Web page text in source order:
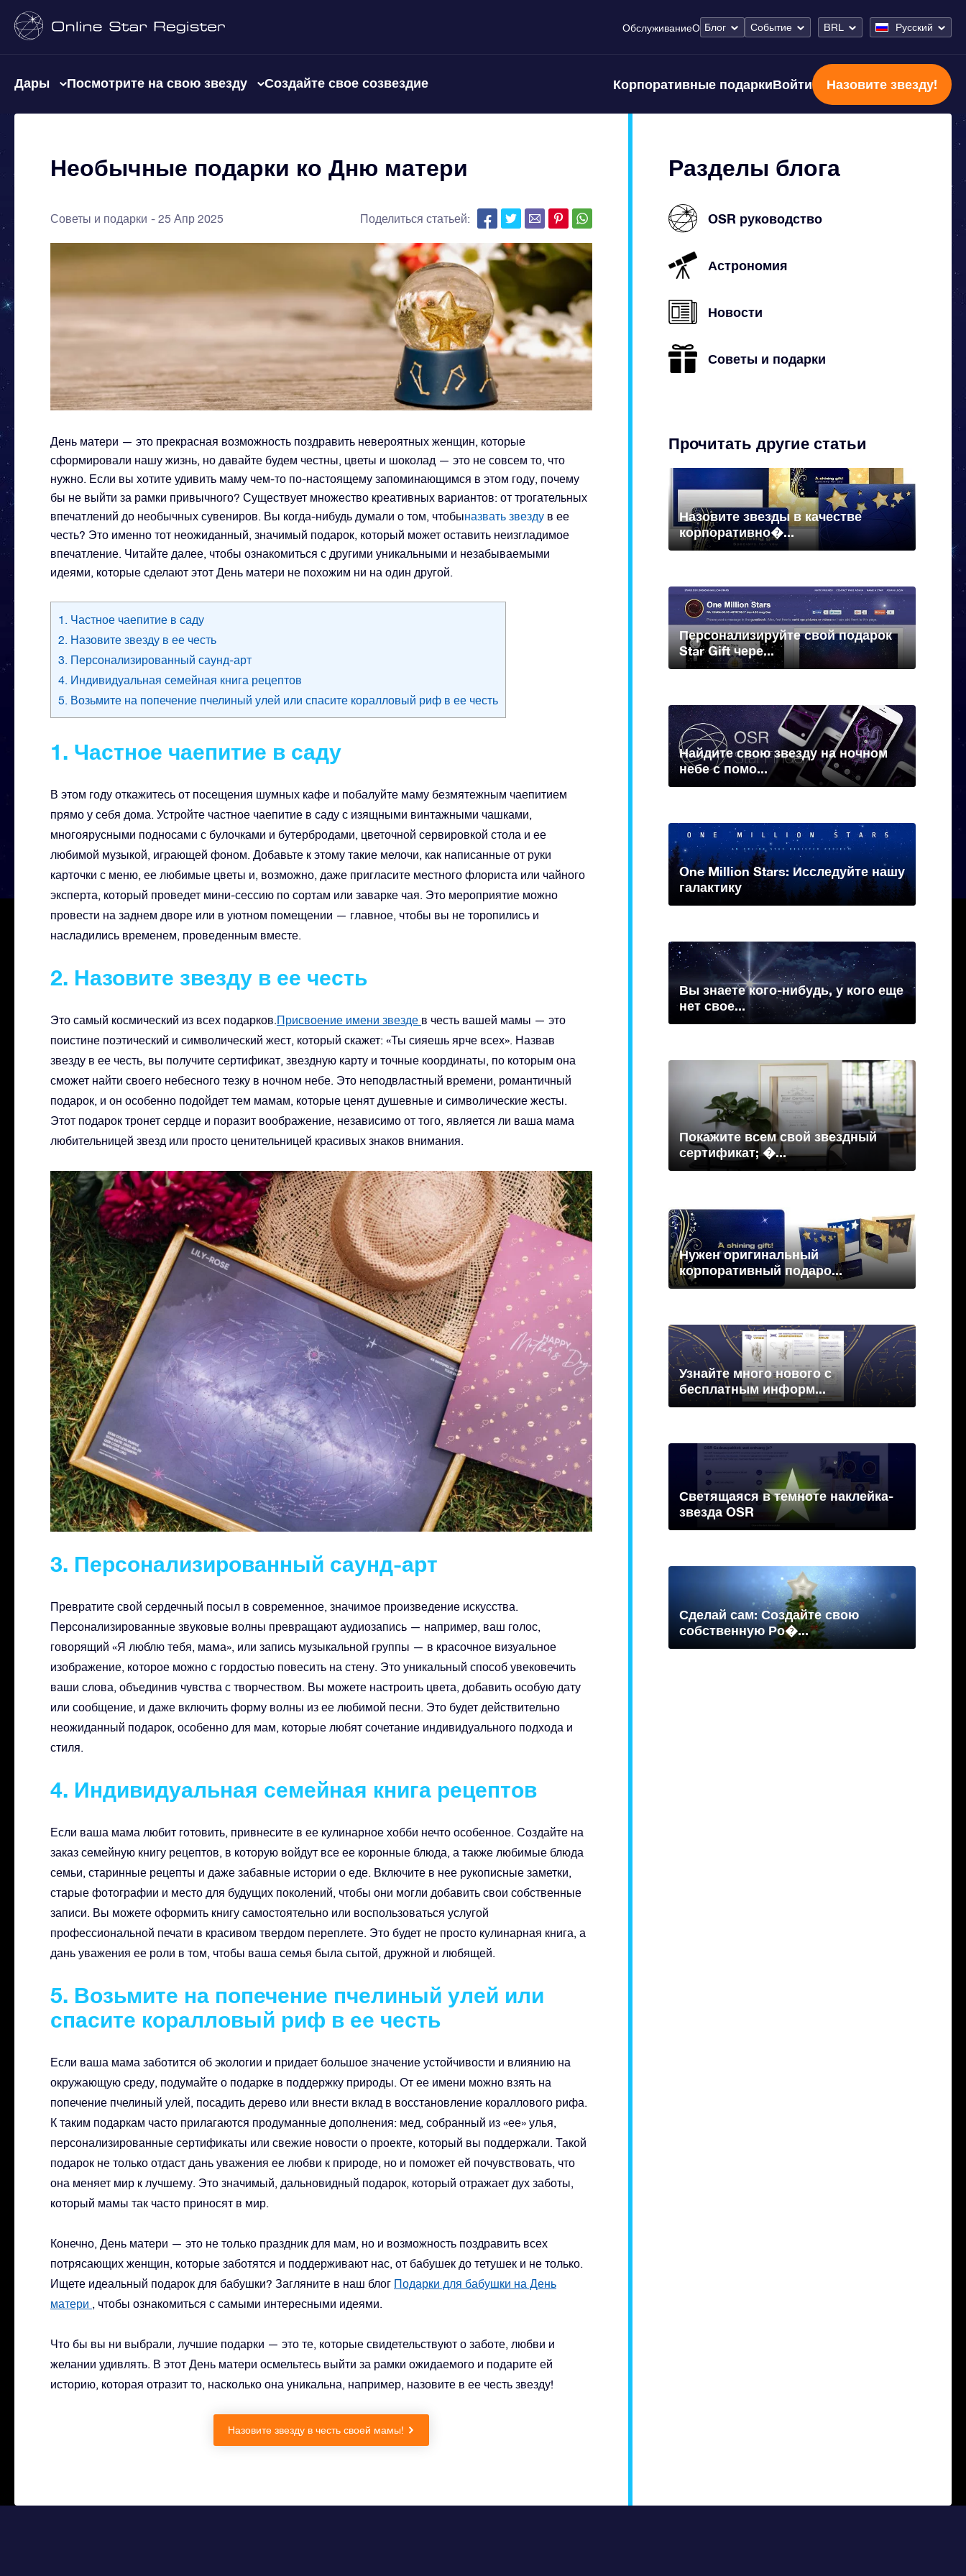
ОбслуживаниеО Блог Событие BRL Русский
Дары Посмотрите на свою звезду Создайте свое созвездие Корпоративные подаркиВойти Назовите звезду!
Необычные подарки ко Дню матери
Советы и подарки 25 Апр 2025 Поделиться статьей:
День матери — это прекрасная возможность поздравить невероятных женщин, которые
сформировали нашу жизнь, но давайте будем честны, цветы и шоколад — это не совсем то, что
нужно. Если вы хотите удивить маму чем-то по-настоящему запоминающимся в этом году, почему
бы не выйти за рамки привычного? Существует множество креативных вариантов: от трогательных
впечатлений до необычных сувениров. Вы когда-нибудь думали о том, чтобыназвать звезду в ее
честь? Это именно тот неожиданный, значимый подарок, который может оставить неизгладимое
впечатление. Читайте далее, чтобы ознакомиться с другими уникальными и незабываемыми
идеями, которые сделают этот День матери не похожим ни на один другой.
1. Частное чаепитие в саду
2. Назовите звезду в ее честь
3. Персонализированный саунд-арт
4. Индивидуальная семейная книга рецептов
5. Возьмите на попечение пчелиный улей или спасите коралловый риф в ее честь
1. Частное чаепитие в саду
В этом году откажитесь от посещения шумных кафе и побалуйте маму безмятежным чаепитием
прямо у себя дома. Устройте частное чаепитие в саду с изящными винтажными чашками,
многоярусными подносами с булочками и бутербродами, цветочной сервировкой стола и ее
любимой музыкой, играющей фоном. Добавьте к этому такие мелочи, как написанные от руки
карточки с меню, ее любимые цветы и, возможно, даже пригласите местного флориста или чайного
эксперта, который проведет мини-сессию по сортам или заварке чая. Это мероприятие можно
провести на заднем дворе или в уютном помещении — главное, чтобы вы не торопились и
насладились временем, проведенным вместе.
2. Назовите звезду в ее честь
Это самый космический из всех подарков.Присвоение имени звезде в честь вашей мамы — это
поистине поэтический и символический жест, который скажет: «Ты сияешь ярче всех». Назвав
звезду в ее честь, вы получите сертификат, звездную карту и точные координаты, по которым она
сможет найти своего небесного тезку в ночном небе. Это неподвластный времени, романтичный
подарок, и он особенно подойдет тем мамам, которые ценят душевные и символические жесты.
Этот подарок тронет сердце и поразит воображение, независимо от того, является ли ваша мама
любительницей звезд или просто ценительницей красивых знаков внимания.
3. Персонализированный саунд-арт
Превратите свой сердечный посыл в современное, значимое произведение искусства.
Персонализированные звуковые волны превращают аудиозапись — например, ваш голос,
говорящий «Я люблю тебя, мама», или запись музыкальной группы — в красочное визуальное
изображение, которое можно с гордостью повесить на стену. Это уникальный способ увековечить
ваши слова, объединив чувства с творчеством. Вы можете настроить цвета, добавить особую дату
или сообщение, и даже включить форму волны из ее любимой песни. Это будет действительно
неожиданный подарок, особенно для мам, которые любят сочетание индивидуального подхода и
стиля.
4. Индивидуальная семейная книга рецептов
Если ваша мама любит готовить, привнесите в ее кулинарное хобби нечто особенное. Создайте на
заказ семейную книгу рецептов, в которую войдут все ее коронные блюда, а также любимые блюда
семьи, старинные рецепты и даже забавные истории о еде. Включите в нее рукописные заметки,
старые фотографии и место для будущих поколений, чтобы они могли добавить свои собственные
записи. Вы можете оформить книгу самостоятельно или воспользоваться услугой
профессиональной печати в красивом твердом переплете. Это будет не просто кулинарная книга, а
дань уважения ее роли в том, чтобы ваша семья была сытой, дружной и любящей.
5. Возьмите на попечение пчелиный улей или
спасите коралловый риф в ее честь
Если ваша мама заботится об экологии и придает большое значение устойчивости и влиянию на
окружающую среду, подумайте о подарке в поддержку природы. От ее имени можно взять на
попечение пчелиный улей, посадить дерево или внести вклад в восстановление кораллового рифа.
К таким подаркам часто прилагаются продуманные дополнения: мед, собранный из «ее» улья,
персонализированные сертификаты или свежие новости о проекте, который вы поддержали. Такой
подарок не только отдаст дань уважения ее любви к природе, но и поможет ей почувствовать, что
она меняет мир к лучшему. Это значимый, дальновидный подарок, который отражает дух заботы,
который мамы так часто приносят в мир.
Конечно, День матери — это не только праздник для мам, но и возможность поздравить всех
потрясающих женщин, которые заботятся и поддерживают нас, от бабушек до тетушек и не только.
Ищете идеальный подарок для бабушки? Загляните в наш блог Подарки для бабушки на День
матери , чтобы ознакомиться с самыми интересными идеями.
Что бы вы ни выбрали, лучшие подарки — это те, которые свидетельствуют о заботе, любви и
желании удивлять. В этот День матери осмельтесь выйти за рамки ожидаемого и подарите ей
историю, которая отразит то, насколько она уникальна, например, назовите в ее честь звезду!
Назовите звезду в честь своей мамы!
Разделы блога
OSR руководство
Астрономия
Новости
Советы и подарки
Прочитать другие статьи
Назовите звезды в качестве
корпоративно�...
Персонализируйте свой подарок
Star Gift чере...
Найдите свою звезду на ночном
небе с помо...
One Million Stars: Исследуйте нашу
галактику
Вы знаете кого-нибудь, у кого еще
нет свое...
Покажите всем свой звездный
сертификат; �...
Нужен оригинальный
корпоративный подаро...
Узнайте много нового с
бесплатным информ...
Светящаяся в темноте наклейка-
звезда OSR
Сделай сам: Создайте свою
собственную Ро�...